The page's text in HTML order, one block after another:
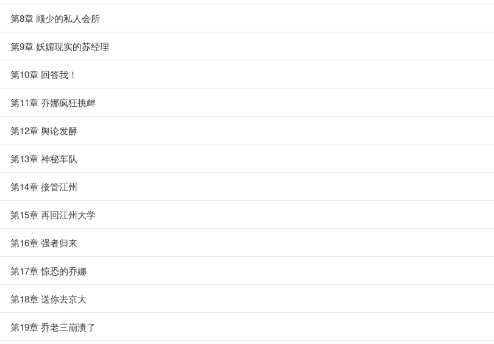
第8章 顾少的私人会所
第9章 妖媚现实的苏经理
第10章 回答我！
第11章 乔娜疯狂挑衅
第12章 舆论发酵
第13章 神秘车队
第14章 接管江州
第15章 再回江州大学
第16章 强者归来
第17章 惊恐的乔娜
第18章 送你去京大
第19章 乔老三崩溃了